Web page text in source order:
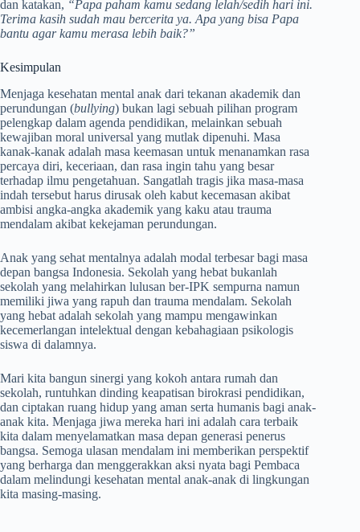
dan katakan, “Papa paham kamu sedang lelah/sedih hari ini.
Terima kasih sudah mau bercerita ya. Apa yang bisa Papa
bantu agar kamu merasa lebih baik?”
Kesimpulan
Menjaga kesehatan mental anak dari tekanan akademik dan
perundungan (bullying) bukan lagi sebuah pilihan program
pelengkap dalam agenda pendidikan, melainkan sebuah
kewajiban moral universal yang mutlak dipenuhi. Masa
kanak-kanak adalah masa keemasan untuk menanamkan rasa
percaya diri, keceriaan, dan rasa ingin tahu yang besar
terhadap ilmu pengetahuan. Sangatlah tragis jika masa-masa
indah tersebut harus dirusak oleh kabut kecemasan akibat
ambisi angka-angka akademik yang kaku atau trauma
mendalam akibat kekejaman perundungan.
Anak yang sehat mentalnya adalah modal terbesar bagi masa
depan bangsa Indonesia. Sekolah yang hebat bukanlah
sekolah yang melahirkan lulusan ber-IPK sempurna namun
memiliki jiwa yang rapuh dan trauma mendalam. Sekolah
yang hebat adalah sekolah yang mampu mengawinkan
kecemerlangan intelektual dengan kebahagiaan psikologis
siswa di dalamnya.
Mari kita bangun sinergi yang kokoh antara rumah dan
sekolah, runtuhkan dinding keapatisan birokrasi pendidikan,
dan ciptakan ruang hidup yang aman serta humanis bagi anak-
anak kita. Menjaga jiwa mereka hari ini adalah cara terbaik
kita dalam menyelamatkan masa depan generasi penerus
bangsa. Semoga ulasan mendalam ini memberikan perspektif
yang berharga dan menggerakkan aksi nyata bagi Pembaca
dalam melindungi kesehatan mental anak-anak di lingkungan
kita masing-masing.